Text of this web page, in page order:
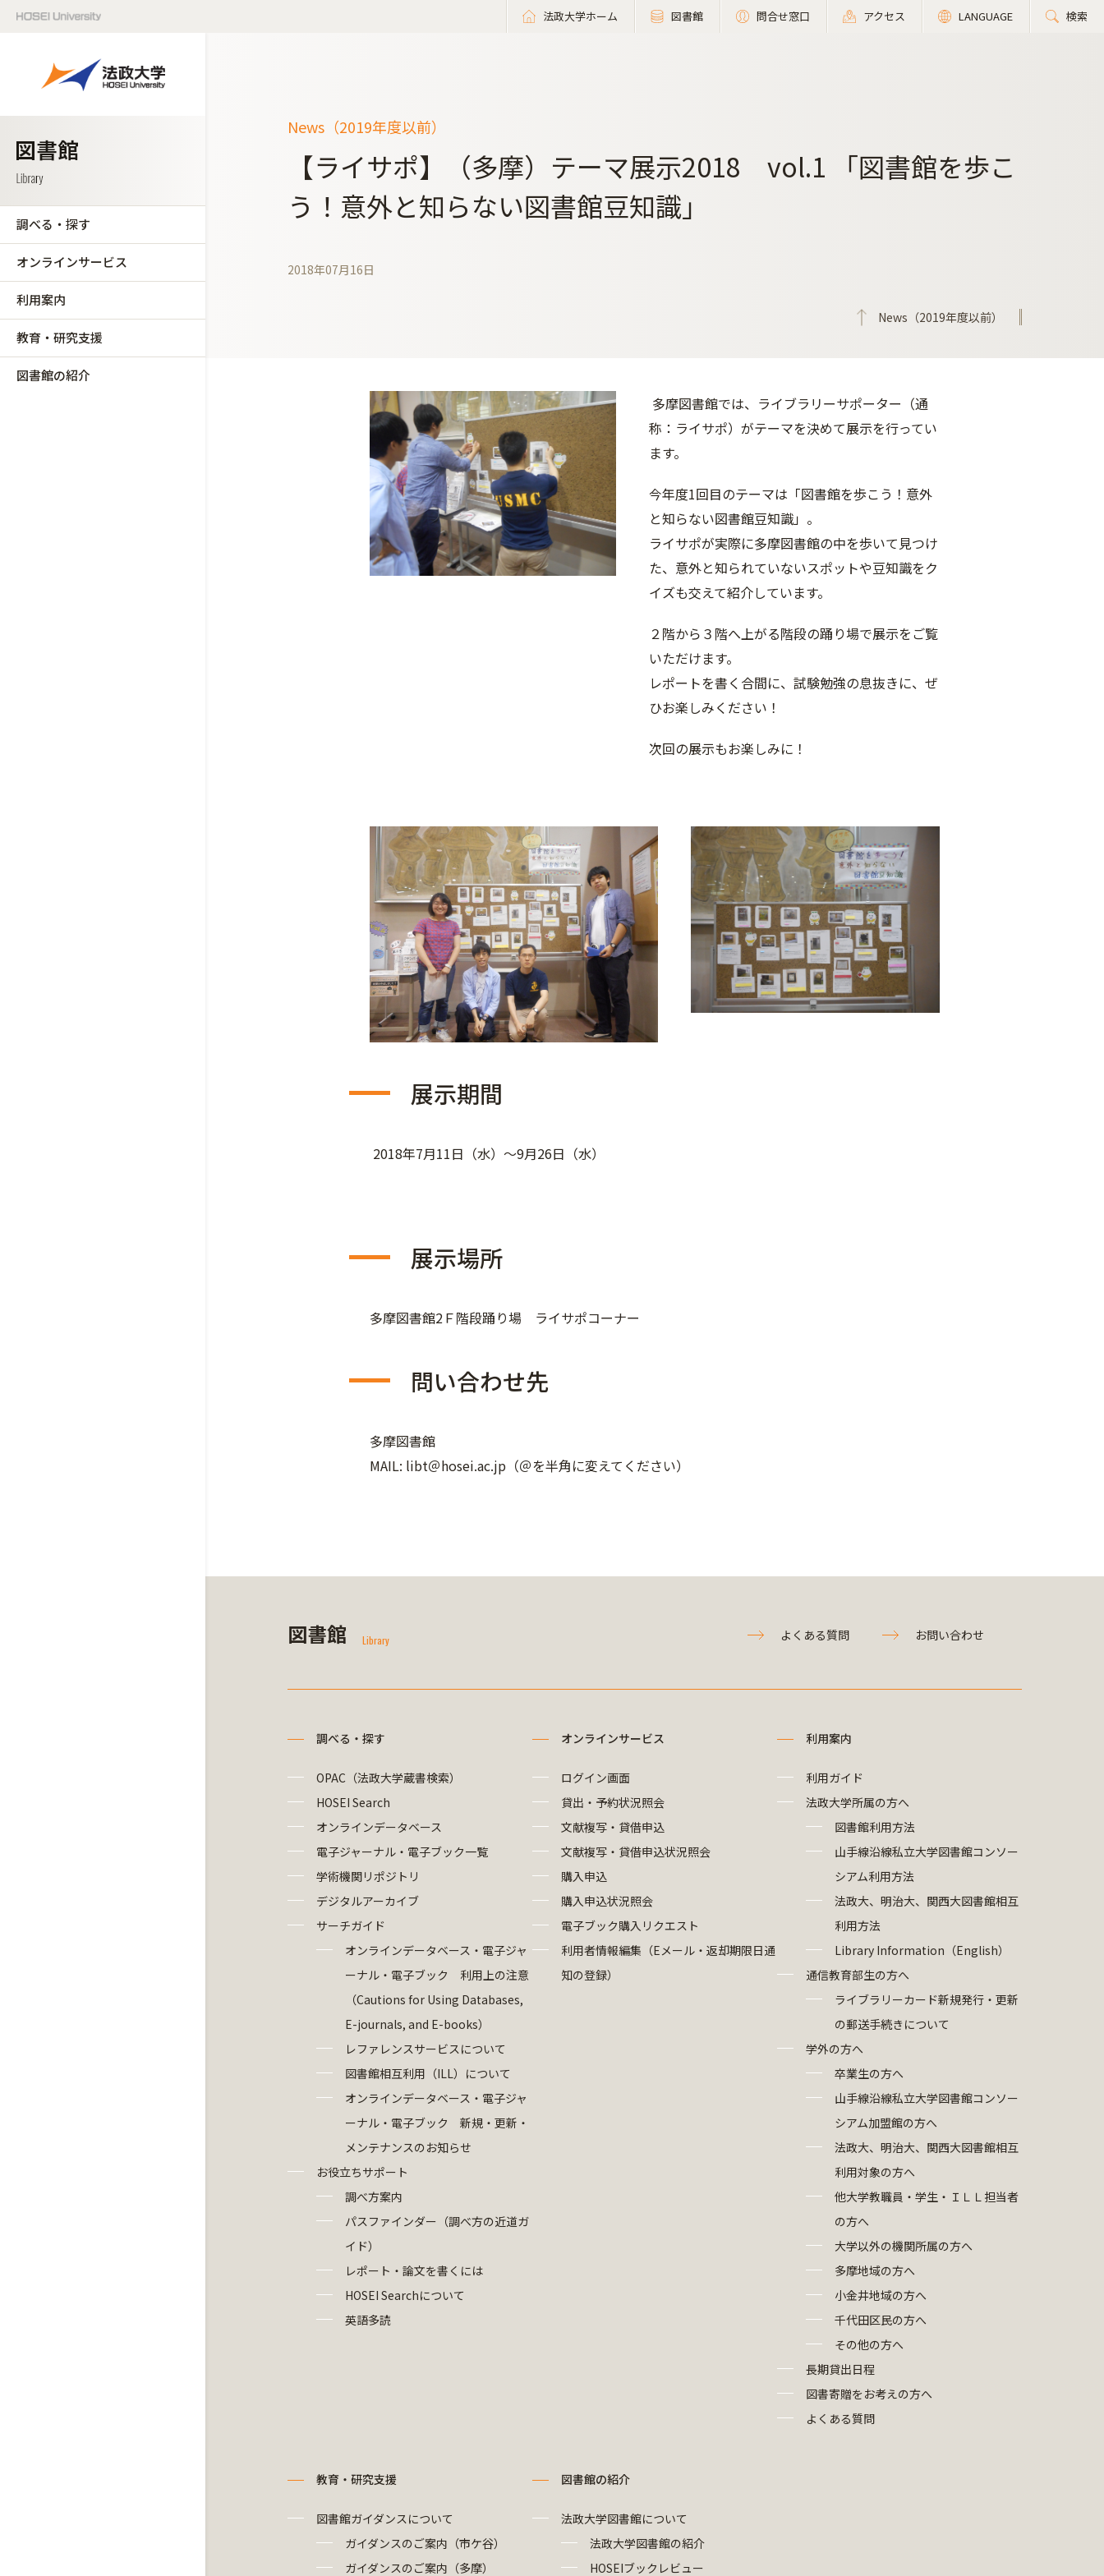
法政大学ホーム 図書館 問合せ窓口 アクセス LANGUAGE 検索
調べる・探す
オンラインサービス
利用案内
教育・研究支援
図書館の紹介
News（2019年度以前）
【ライサポ】（多摩）テーマ展示2018 vol.1 「図書館を歩こ
う！意外と知らない図書館豆知識」
2018年07月16日
News（2019年度以前）
多摩図書館では、ライブラリーサポーター（通
称：ライサポ）がテーマを決めて展示を行ってい
ます。
今年度1回目のテーマは「図書館を歩こう！意外
と知らない図書館豆知識」。
ライサポが実際に多摩図書館の中を歩いて見つけ
た、意外と知られていないスポットや豆知識をク
イズも交えて紹介しています。
２階から３階へ上がる階段の踊り場で展示をご覧
いただけます。
レポートを書く合間に、試験勉強の息抜きに、ぜ
ひお楽しみください！
次回の展示もお楽しみに！
展示期間
2018年7月11日（水）～9月26日（水）
展示場所
多摩図書館2Ｆ階段踊り場 ライサポコーナー
問い合わせ先
多摩図書館
MAIL: libt＠hosei.ac.jp（＠を半角に変えてください）
図書館 Library よくある質問 お問い合わせ
調べる・探す
OPAC（法政大学蔵書検索）
HOSEI Search
オンラインデータベース
電子ジャーナル・電子ブック一覧
学術機関リポジトリ
デジタルアーカイブ
サーチガイド
オンラインデータベース・電子ジャ
ーナル・電子ブック 利用上の注意
（Cautions for Using Databases,
E-journals, and E-books）
レファレンスサービスについて
図書館相互利用（ILL）について
オンラインデータベース・電子ジャ
ーナル・電子ブック 新規・更新・
メンテナンスのお知らせ
お役立ちサポート
調べ方案内
パスファインダー（調べ方の近道ガ
イド）
レポート・論文を書くには
HOSEI Searchについて
英語多読
オンラインサービス
ログイン画面
貸出・予約状況照会
文献複写・貸借申込
文献複写・貸借申込状況照会
購入申込
購入申込状況照会
電子ブック購入リクエスト
利用者情報編集（Eメール・返却期限日通
知の登録）
利用案内
利用ガイド
法政大学所属の方へ
図書館利用方法
山手線沿線私立大学図書館コンソー
シアム利用方法
法政大、明治大、関西大図書館相互
利用方法
Library Information（English）
通信教育部生の方へ
ライブラリーカード新規発行・更新
の郵送手続きについて
学外の方へ
卒業生の方へ
山手線沿線私立大学図書館コンソー
シアム加盟館の方へ
法政大、明治大、関西大図書館相互
利用対象の方へ
他大学教職員・学生・ＩＬＬ担当者
の方へ
大学以外の機関所属の方へ
多摩地域の方へ
小金井地域の方へ
千代田区民の方へ
その他の方へ
長期貸出日程
図書寄贈をお考えの方へ
よくある質問
教育・研究支援
図書館ガイダンスについて
ガイダンスのご案内（市ケ谷）
ガイダンスのご案内（多摩）
図書館の紹介
法政大学図書館について
法政大学図書館の紹介
HOSEIブックレビュー